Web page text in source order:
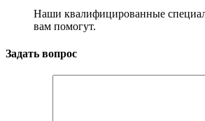
Наши квалифицированные
вам помогут.
Задать вопрос